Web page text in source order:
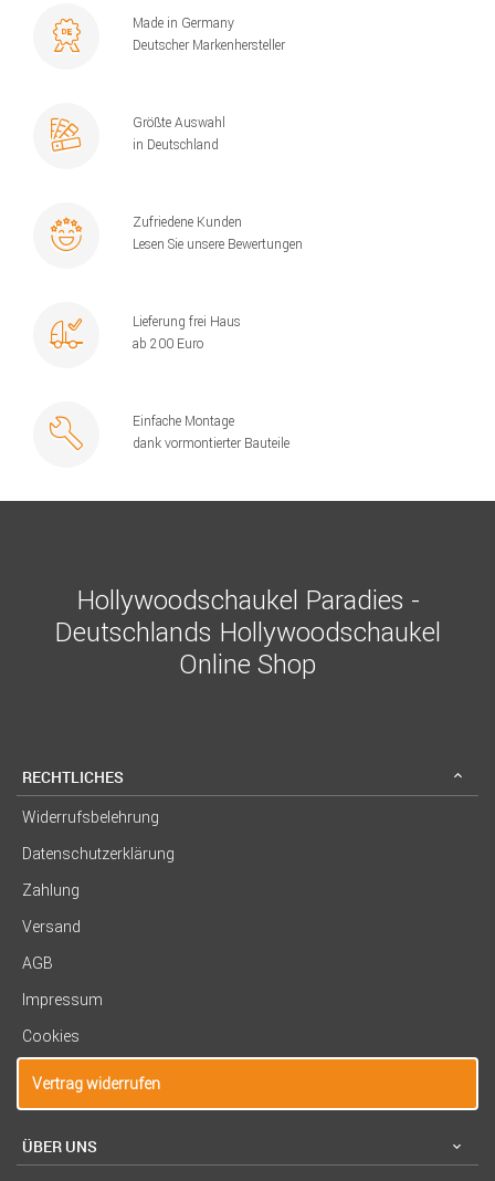
Made in Germany
Deutscher Markenhersteller
Größte Auswahl
in Deutschland
Zufriedene Kunden
Lesen Sie unsere Bewertungen
Lieferung frei Haus
ab 200 Euro
Einfache Montage
dank vormontierter Bauteile
Hollywoodschaukel Paradies -
Deutschlands Hollywoodschaukel
Online Shop
RECHTLICHES
Widerrufsbelehrung
Datenschutzerklärung
Zahlung
Versand
AGB
Impressum
Cookies
Vertrag widerrufen
ÜBER UNS